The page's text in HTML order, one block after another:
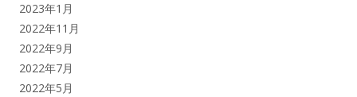
2023年1月
2022年11月
2022年9月
2022年7月
2022年5月